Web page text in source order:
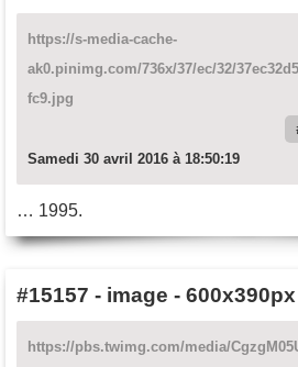
https://s-media-cache-
ak0.pinimg.com/736x/37/ec/32/
fc9.jpg
Samedi 30 avril 2016 à 18:50:19
… 1995.
#15157 - image - 600x390px
https://pbs.twimg.com/media/